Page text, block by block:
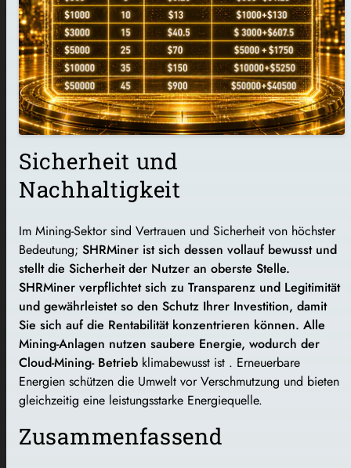
Sicherheit und
Nachhaltigkeit
Im Mining-Sektor sind Vertrauen und Sicherheit von höchster
Bedeutung; SHRMiner ist sich dessen vollauf bewusst und
stellt die Sicherheit der Nutzer an oberste Stelle.
SHRMiner verpflichtet sich zu Transparenz und Legitimität
und gewährleistet so den Schutz Ihrer Investition, damit
Sie sich auf die Rentabilität konzentrieren können. Alle
Mining-Anlagen nutzen saubere Energie, wodurch der
Cloud-Mining- Betrieb klimabewusst ist . Erneuerbare
Energien schützen die Umwelt vor Verschmutzung und bieten
gleichzeitig eine leistungsstarke Energiequelle.
Zusammenfassend